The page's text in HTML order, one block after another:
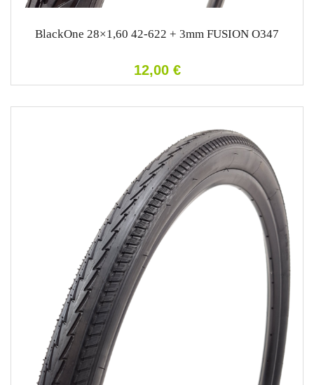
BlackOne 28×1,60 42-622 + 3mm FUSION O347
12,00 €